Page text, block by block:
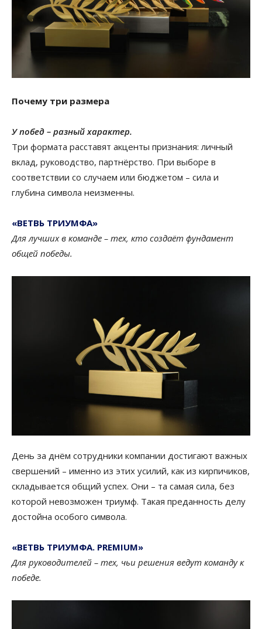
Почему три размера
У побед – разный характер.
Три формата расставят акценты признания: личный
вклад, руководство, партнёрство. При выборе в
соответствии со случаем или бюджетом – сила и
глубина символа неизменны.
«ВЕТВЬ ТРИУМФА»
Для лучших в команде – тех, кто создаёт фундамент
общей победы.
День за днём сотрудники компании достигают важных
свершений – именно из этих усилий, как из кирпичиков,
складывается общий успех. Они – та самая сила, без
которой невозможен триумф. Такая преданность делу
достойна особого символа.
«ВЕТВЬ ТРИУМФА. PREMIUM»
Для руководителей – тех, чьи решения ведут команду к
победе.